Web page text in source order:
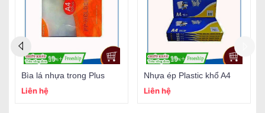
Bìa lá nhựa trong Plus
Liên hệ
Nhựa ép Plastic khổ A4
Liên hệ